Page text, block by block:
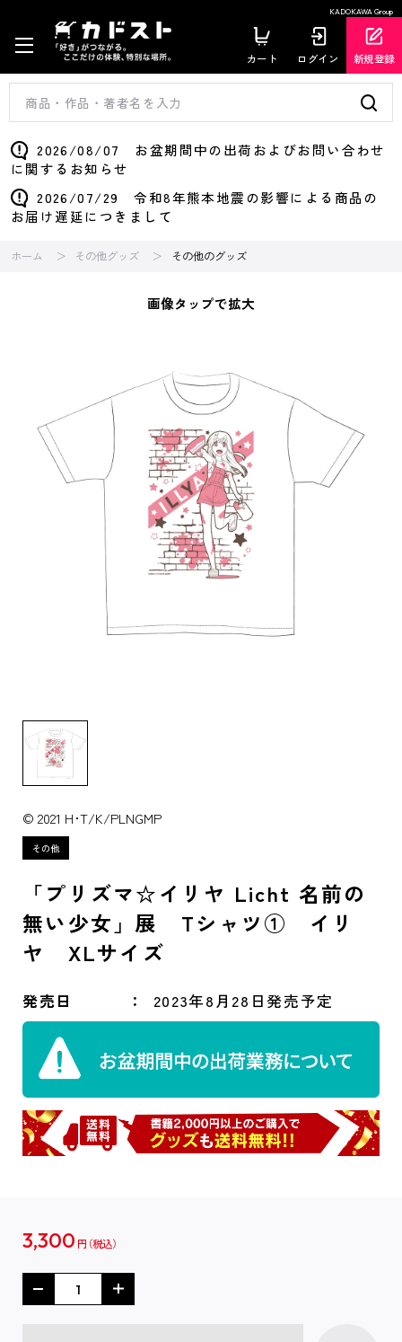
KADOKAWA Group
カート ログイン 新規登録
2026/08/07 お盆期間中の出荷およびお問い合わせ
に関するお知らせ
2026/07/29 令和8年熊本地震の影響による商品の
お届け遅延につきまして
ホーム その他グッズ その他のグッズ
画像タップで拡大
© 2021 H･T/K/PLNGMP
「プリズマ☆イリヤ Licht 名前の
無い少女」展 Tシャツ① イリ
ヤ XLサイズ
発売日 2023年8月28日発売予定
3,300 円